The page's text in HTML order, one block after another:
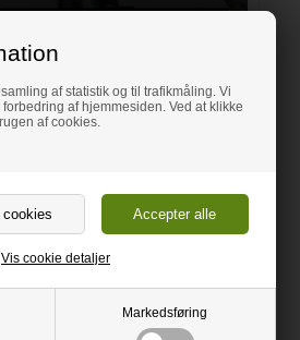
af statistik og til trafikmåling. Vi
af hjemmesiden. Ved at klikke
af cookies.
Markedsføring
Vis cookie detaljer
du fræser og limer en Corian
plade